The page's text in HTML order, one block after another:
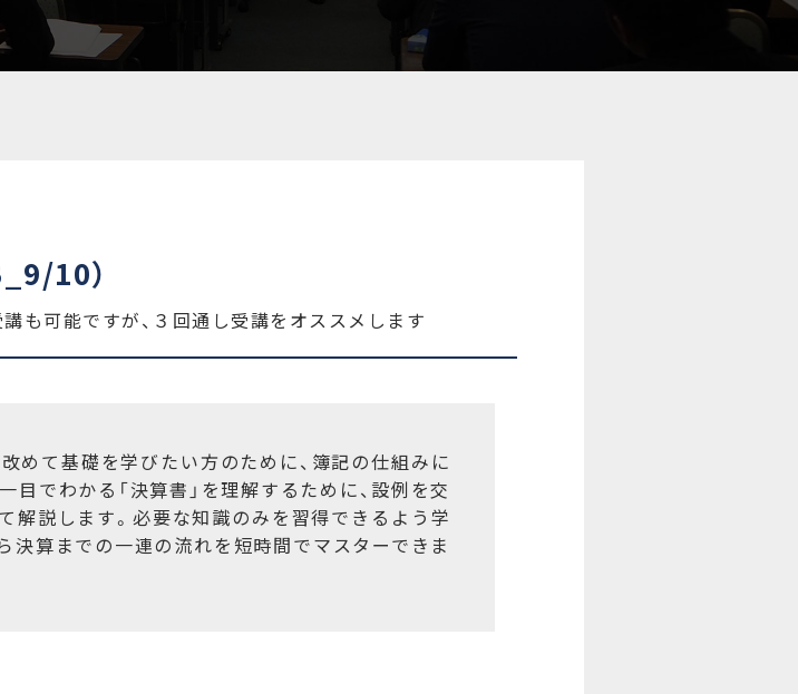
10）
も可能ですが、３回通し受講をオススメします
めて基礎を学びたい方のために、簿記の仕組みに
でわかる「決算書」を理解するために、設例を交
解説します。必要な知識のみを習得できるよう学
決算までの一連の流れを短時間でマスターできま